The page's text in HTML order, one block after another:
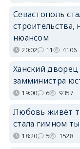
Севастополь
нюансом
20:02 11 4106
Ханский
замминистра
19:00 6 9357
Любовь живёт
стала гимном
18:20 5 1528